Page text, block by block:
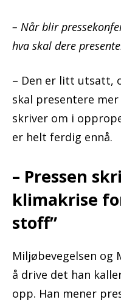
– Når blir
hva skal dere
– Den er litt utsatt,
skal presentere
skriver om i
er helt ferdig ennå.
– Pressen
klimakrise
stoff”
Miljøbevegelsen og
å drive det han
opp. Han mener